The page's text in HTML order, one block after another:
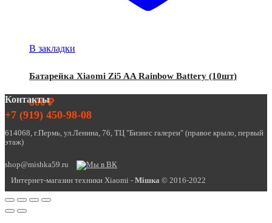
В закладки
Батарейка Xiaomi Zi5 AA Rainbow Battery (10шт)
600₽
Контакты
+7 (919) 450-98-08
614068, г.Пермь, ул.Ленина, 76, ТЦ "Бизнес галереи" (правое крыло, первый
этаж)
shop@mishka59.ru
Интернет-магазин техники Xiaomi - Miшка © 2016-2022